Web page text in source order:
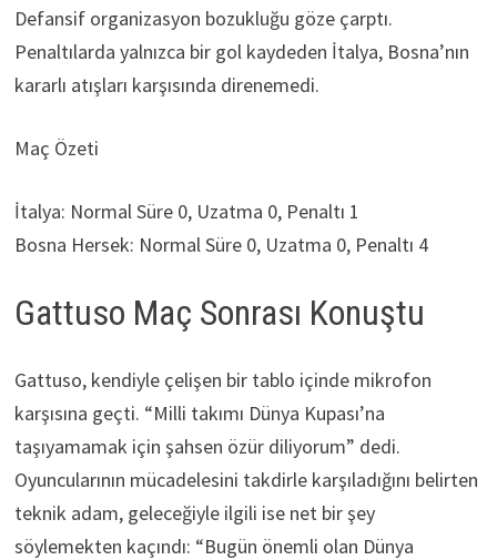
Defansif organizasyon bozukluğu göze çarptı.
Penaltılarda yalnızca bir gol kaydeden İtalya, Bosna’nın
kararlı atışları karşısında direnemedi.
Maç Özeti
İtalya: Normal Süre 0, Uzatma 0, Penaltı 1
Bosna Hersek: Normal Süre 0, Uzatma 0, Penaltı 4
Gattuso Maç Sonrası Konuştu
Gattuso, kendiyle çelişen bir tablo içinde mikrofon
karşısına geçti. “Milli takımı Dünya Kupası’na
taşıyamamak için şahsen özür diliyorum” dedi.
Oyuncularının mücadelesini takdirle karşıladığını belirten
teknik adam, geleceğiyle ilgili ise net bir şey
söylemekten kaçındı: “Bugün önemli olan Dünya